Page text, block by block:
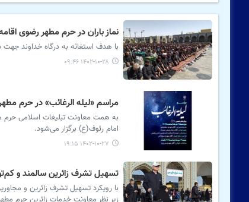
نماز باران در حرم مطهر رضوی
با هدف استغاثه به درگاه خداوند
۱۴۰۲-۱۰-۲۸ ۰۹:۴۶
مراسم «لیله الرغائب» در حرم
به همت معاونت تبلیغات اسلامی حرم
امام رئوف(ع) برگزار می‌شود.
۱۴۰۲-۱۰-۲۷ ۱۹:۱۵
تسهیل تشرف زائرین سالمند و کم‌توان به حرم رضوی با
زیر نظر معاونت خدمات زائرین حرم